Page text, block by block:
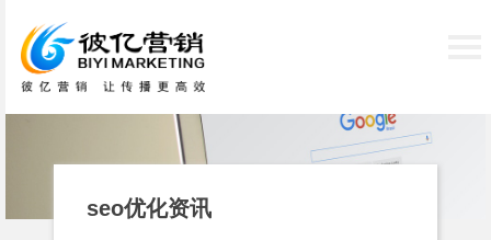
seo优化资讯